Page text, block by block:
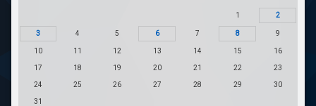
1 2
3 4 5 6 7 8 9
10 11 12 13 14 15 16
17 18 19 20 21 22 23
24 25 26 27 28 29 30
31